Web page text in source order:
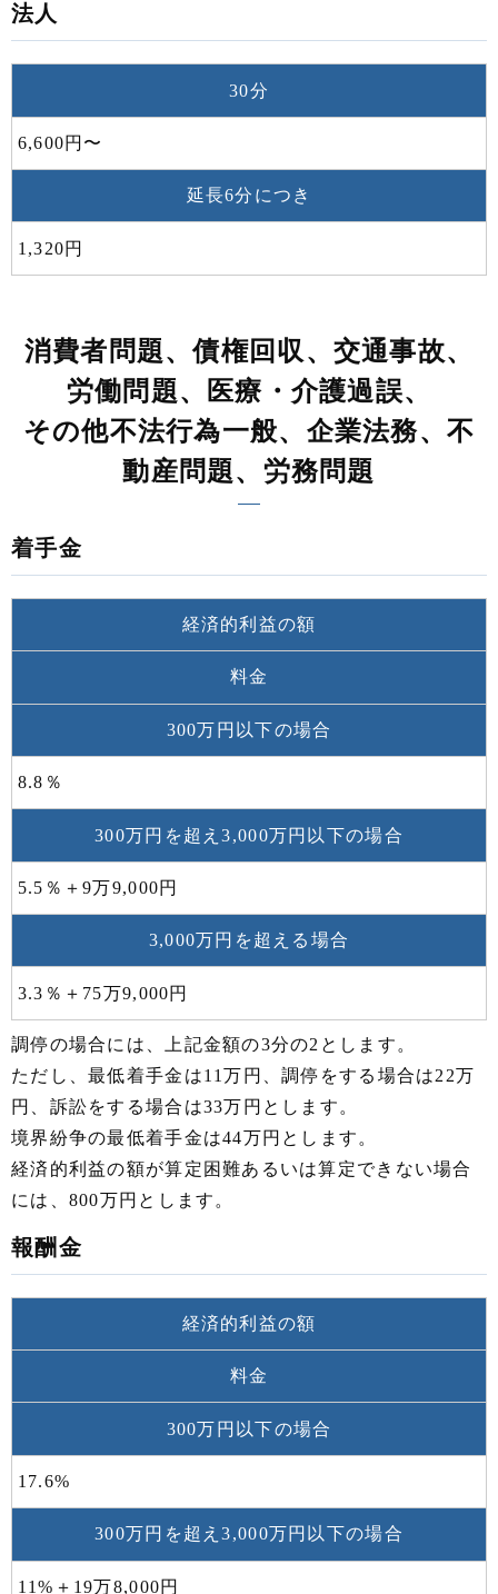
法人
30分
6,600円〜
延長6分につき
1,320円
消費者問題、債権回収、交通事故、
労働問題、医療・介護過誤、
その他不法行為一般、企業法務、不
動産問題、労務問題
着手金
経済的利益の額
料金
300万円以下の場合
8.8％
300万円を超え3,000万円以下の場合
5.5％＋9万9,000円
3,000万円を超える場合
3.3％＋75万9,000円
調停の場合には、上記金額の3分の2とします。
ただし、最低着手金は11万円、調停をする場合は22万
円、訴訟をする場合は33万円とします。
境界紛争の最低着手金は44万円とします。
経済的利益の額が算定困難あるいは算定できない場合
には、800万円とします。
報酬金
経済的利益の額
料金
300万円以下の場合
17.6%
300万円を超え3,000万円以下の場合
11%＋19万8,000円